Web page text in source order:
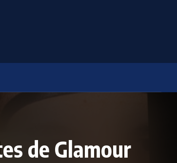
de Glamour